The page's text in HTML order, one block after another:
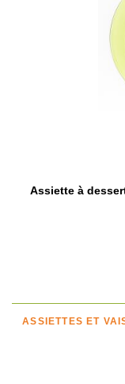
Assiette à
ASSIETTES ET